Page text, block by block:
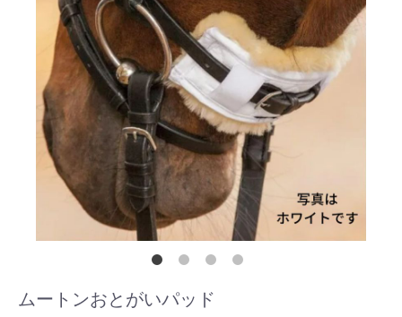
ムートンおとがいパッド